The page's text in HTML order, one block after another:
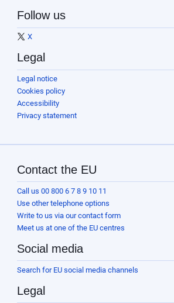
Follow us
X
Legal
Legal notice
Cookies policy
Accessibility
Privacy statement
Contact the EU
Call us 00 800 6 7 8 9 10 11
Use other telephone options
Write to us via our contact form
Meet us at one of the EU centres
Social media
Search for EU social media channels
Legal